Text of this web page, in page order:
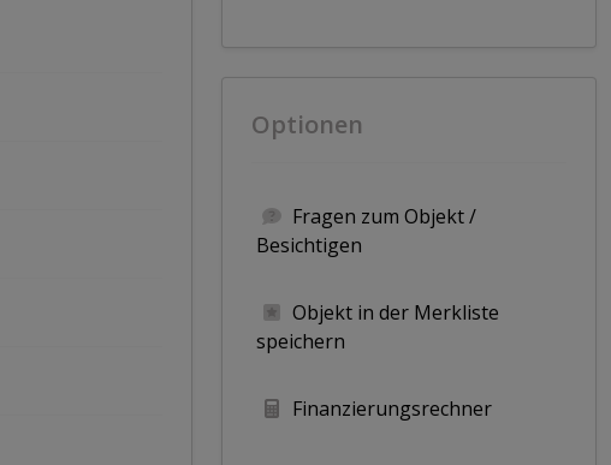
Optionen
Fragen zum Objekt /
Besichtigen
Objekt in der Merkliste
speichern
Finanzierungsrechner